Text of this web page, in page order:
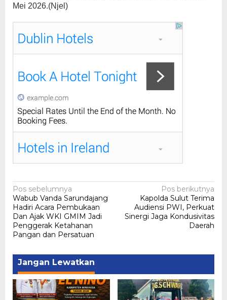
Mei 2026.(Njel)
Navigasi
pos
Pos sebelumnya
Wabub Vanda Sarundajang
Hadiri Acara Pembukaan
Dan Ajak WKI GMIM Jadi
Penggerak Ketahanan
Pangan dan Persatuan
Pos berikutnya
Kapolda Sulut Terima
Audiensi PWI, Perkuat
Sinergi Jaga Kondusivitas
Daerah
Jangan Lewatkan